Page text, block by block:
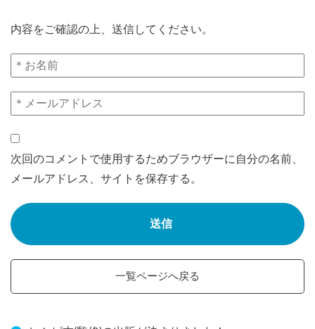
内容をご確認の上、送信してください。
次回のコメントで使用するためブラウザーに自分の名前、
メールアドレス、サイトを保存する。
一覧ページへ戻る